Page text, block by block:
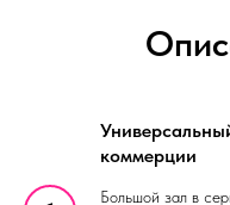
коммерции
Большой зал в